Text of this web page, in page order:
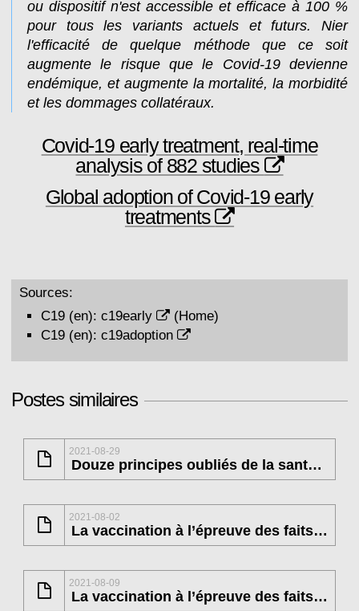
ou dispositif n'est accessible et efficace à 100 %
pour tous les variants actuels et futurs. Nier
l'efficacité de quelque méthode que ce soit
augmente le risque que le Covid-19 devienne
endémique, et augmente la mortalité, la morbidité
et les dommages collatéraux.
Covid-19 early treatment, real-time
analysis of 882 studies
Global adoption of Covid-19 early
treatments
Sources:
C19 (en): c19early
(Home)
C19 (en): c19adoption
Postes similaires
2021-08-29
Douze principes oubliés de la santé publique
2021-08-02
La vaccination à l’épreuve des faits (2)
2021-08-09
La vaccination à l’épreuve des faits (1)